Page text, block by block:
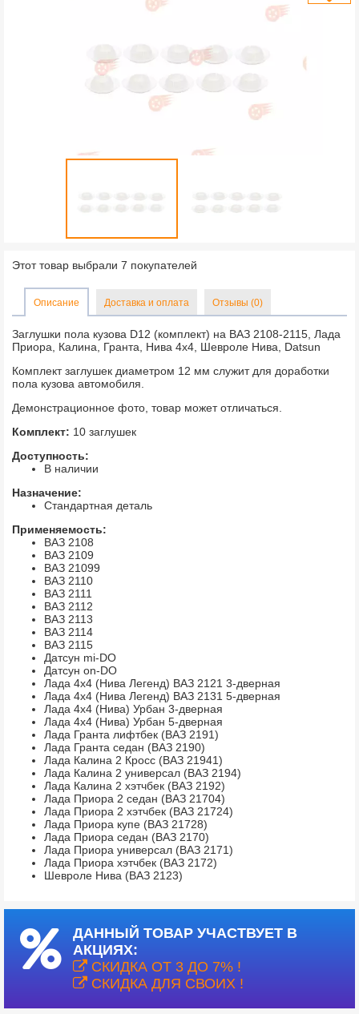
Этот товар выбрали 7 покупателей
Описание Доставка и оплата Отзывы (0)
Заглушки пола кузова D12 (комплект) на ВАЗ 2108-2115, Лада
Приора, Калина, Гранта, Нива 4х4, Шевроле Нива, Datsun
Комплект заглушек диаметром 12 мм служит для доработки
пола кузова автомобиля.
Демонстрационное фото, товар может отличаться.
Комплект: 10 заглушек
Доступность:
В наличии
Назначение:
Стандартная деталь
Применяемость:
ВАЗ 2108
ВАЗ 2109
ВАЗ 21099
ВАЗ 2110
ВАЗ 2111
ВАЗ 2112
ВАЗ 2113
ВАЗ 2114
ВАЗ 2115
Датсун mi-DO
Датсун on-DO
Лада 4х4 (Нива Легенд) ВАЗ 2121 3-дверная
Лада 4х4 (Нива Легенд) ВАЗ 2131 5-дверная
Лада 4х4 (Нива) Урбан 3-дверная
Лада 4х4 (Нива) Урбан 5-дверная
Лада Гранта лифтбек (ВАЗ 2191)
Лада Гранта седан (ВАЗ 2190)
Лада Калина 2 Кросс (ВАЗ 21941)
Лада Калина 2 универсал (ВАЗ 2194)
Лада Калина 2 хэтчбек (ВАЗ 2192)
Лада Приора 2 седан (ВАЗ 21704)
Лада Приора 2 хэтчбек (ВАЗ 21724)
Лада Приора купе (ВАЗ 21728)
Лада Приора седан (ВАЗ 2170)
Лада Приора универсал (ВАЗ 2171)
Лада Приора хэтчбек (ВАЗ 2172)
Шевроле Нива (ВАЗ 2123)
ДАННЫЙ ТОВАР УЧАСТВУЕТ В
АКЦИЯХ:
СКИДКА ОТ 3 ДО 7% !
СКИДКА ДЛЯ СВОИХ !